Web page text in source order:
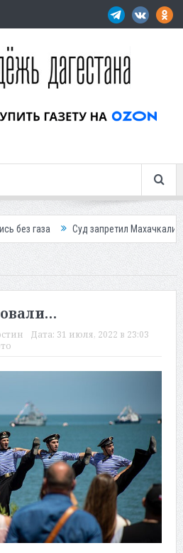
Суд запретил Махачкалинскому
Дата: 31 июля, 2022 в 23:03